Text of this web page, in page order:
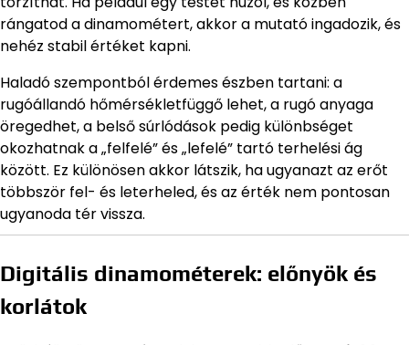
rángatod a dinamométert, akkor a mutató ingadozik, és
nehéz stabil értéket kapni.
Haladó szempontból érdemes észben tartani: a
rugóállandó hőmérsékletfüggő lehet, a rugó anyaga
öregedhet, a belső súrlódások pedig különbséget
okozhatnak a „felfelé” és „lefelé” tartó terhelési ág
között. Ez különösen akkor látszik, ha ugyanazt az erőt
többször fel- és leterheled, és az érték nem pontosan
ugyanoda tér vissza.
Digitális dinamométerek: előnyök és
korlátok